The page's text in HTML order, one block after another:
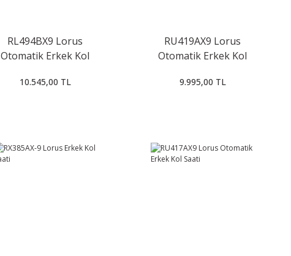
RL494BX9 Lorus
Otomatik Erkek Kol
10.545,00 TL
RU419AX9 Lorus
Otomatik Erkek Kol
9.995,00 TL